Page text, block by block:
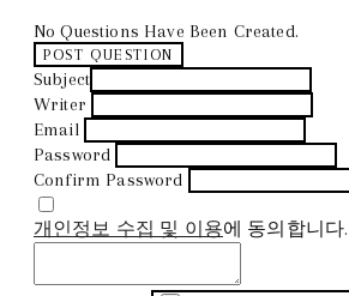
No Questions Have Been Created.
POST QUESTION
Subject
Writer
Email
Password
Confirm Password
개인정보 수집 및 이용에 동의합니다.